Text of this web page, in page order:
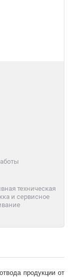
техническая
и сервисное
продукции от